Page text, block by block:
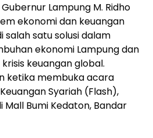
Gubernur Lampung M. Ridho
ekonomi dan keuangan
satu solusi dalam
ekonomi Lampung dan
keuangan global.
ketika membuka acara
Syariah (Flash),
Mall Bumi Kedaton, Bandar